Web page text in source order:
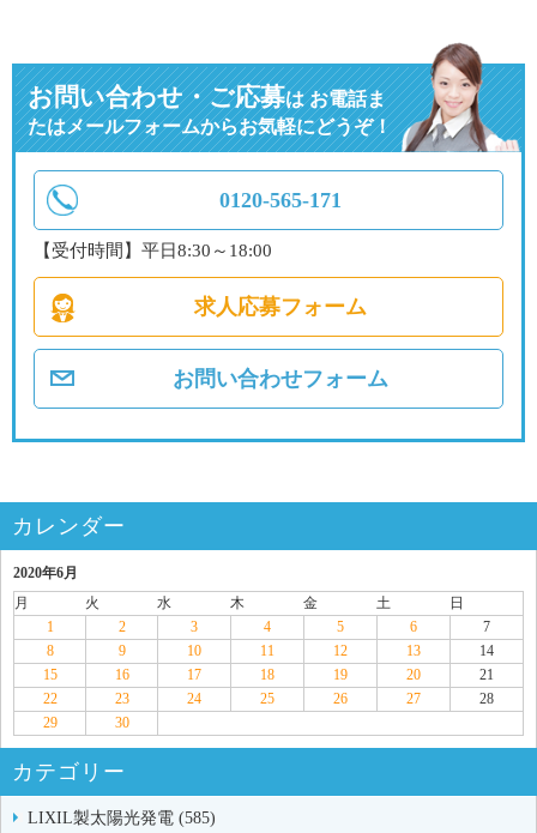
お問い合わせ・ご応募はお電話ま
たはメールフォームからお気軽にどうぞ！
0120-565-171
【受付時間】平日8:30～18:00
求人応募フォーム
お問い合わせフォーム
カレンダー
2020年6月
月
火 水 木 金 土
日
1
2 3 4 5 6
7
8
9 10 11 12 13
14
15
16 17 18 19 20
21
22
23 24 25 26 27
28
29
30
カテゴリー
LIXIL製太陽光発電 (585)